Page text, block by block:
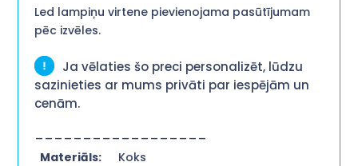
Led lampiņu virtene pievienojama pasūtījumam
pēc izvēles.
Ja vēlaties šo preci personalizēt, lūdzu
sazinieties ar mums privāti par iespējām un
cenām.
Materiāls:
Koks